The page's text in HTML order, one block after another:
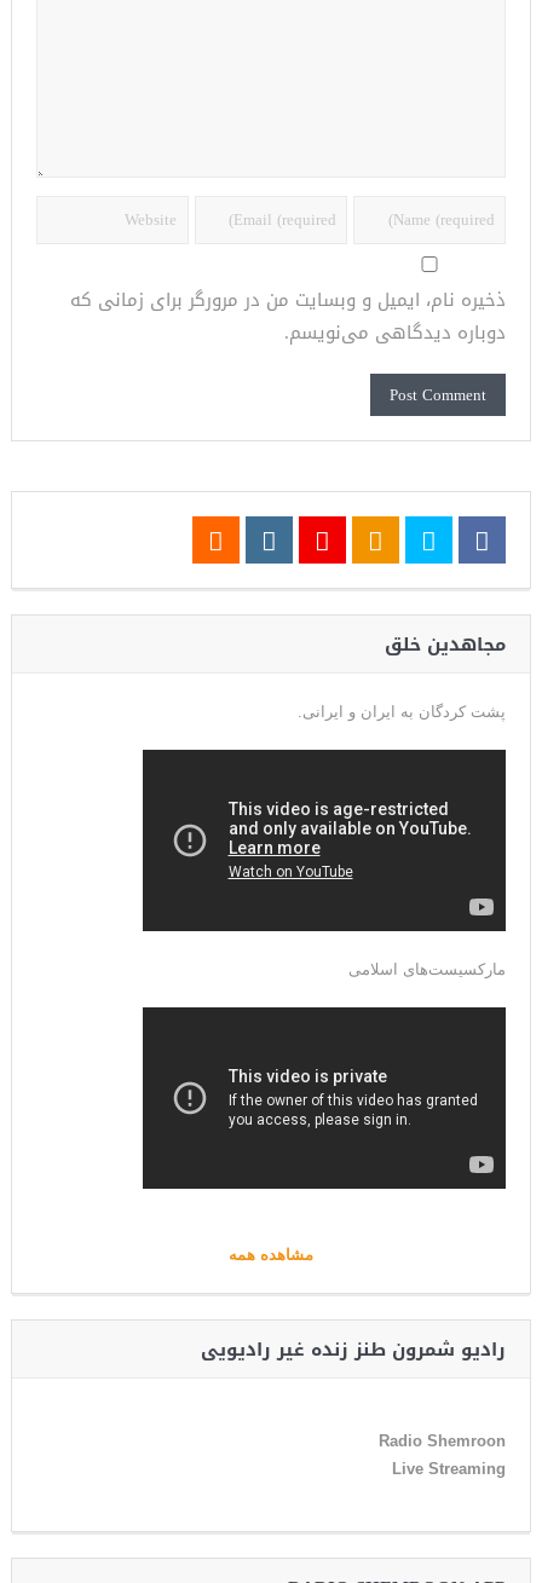
ذخیره نام، ایمیل و وبسایت من در مرورگر برای زمانی که
دوباره دیدگاهی می‌نویسم.
مجاهدین خلق
پشت کردگان به ایران و ایرانی.
مارکسیست‌های اسلامی
مشاهده همه
رادیو شمرون طنز زنده غیر رادیویی
Radio Shemroon
Live Streaming